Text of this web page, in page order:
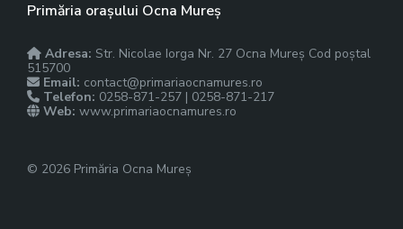
Primăria orașului Ocna Mureș
Adresa: Str. Nicolae Iorga Nr. 27 Ocna Mureș Cod poștal
515700
Email: contact@primariaocnamures.ro
Telefon: 0258-871-257 | 0258-871-217
Web: www.primariaocnamures.ro
© 2026 Primăria Ocna Mureș